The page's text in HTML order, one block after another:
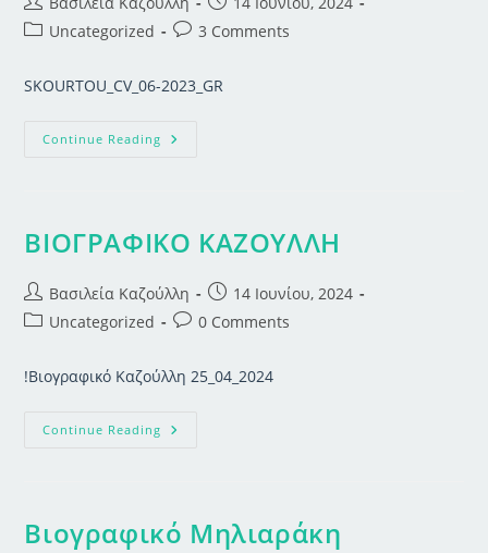
author:
published:
PostUncategorized
Post3 Comments
SKOURTOU_CV_06-2023_GR
Continue Reading ΒΙΟΓΡΑΦΙΚΟ
ΒΙΟΓΡΑΦΙΚΟ ΚΑΖΟΥΛΛΗ
Post
author:
Βασιλεία Καζούλλη
Post
published:
14 Ιουνίου, 2024
PostUncategorized
Post0 Comments
!Βιογραφικό Καζούλλη 25_04_2024
Continue Reading ΒΙΟΓΡΑΦΙΚΟ
Βιογραφικό Μηλιαράκη